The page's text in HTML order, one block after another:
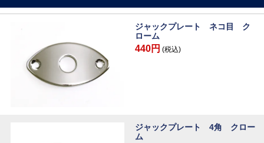
ジャックプレート ネコ目 ク
ローム
440円 (税込)
ジャックプレート 4角 クロー
ム